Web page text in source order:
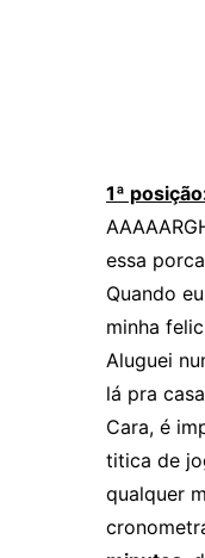
1ª
essa
Quando
minha
Aluguei
lá pra
Cara, é
titica de
qualquer